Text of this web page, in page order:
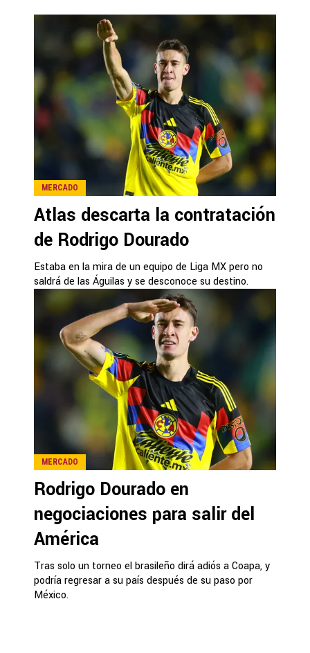
MERCADO
Atlas descarta la contratación
de Rodrigo Dourado
Estaba en la mira de un equipo de Liga MX pero no
saldrá de las Águilas y se desconoce su destino.
MERCADO
Rodrigo Dourado en
negociaciones para salir del
América
Tras solo un torneo el brasileño dirá adiós a Coapa, y
podría regresar a su país después de su paso por
México.